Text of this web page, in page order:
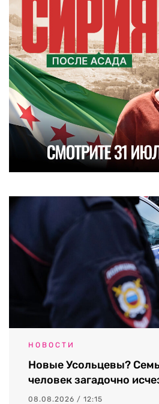
НОВОСТИ
Новые Усольцевы?
человек загадочно
08.08.2026 / 12:15